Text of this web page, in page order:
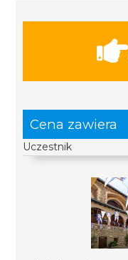
Cena zawiera
Uczestnik